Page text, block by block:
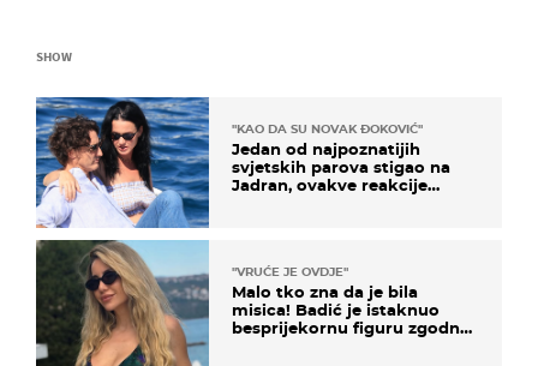
SHOW
"KAO DA SU NOVAK ĐOKOVIĆ"
Jedan od najpoznatijih
svjetskih parova stigao na
Jadran, ovakve reakcije
"VRUĆE JE OVDJE"
Malo tko zna da je bila
misica! Badić je istaknuo
besprijekornu figuru zgodne